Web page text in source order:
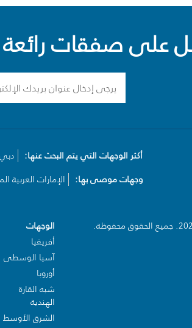
على صفقات
أكثر الوجهات التي يتم البحث عنها: دبي
وجهات موصى بها:
الإمارات العربية
الوجهات
أفريقيا
آسيا الوسطى
أوروبا
شبه القارة
الهندية
الشرق الأوسط